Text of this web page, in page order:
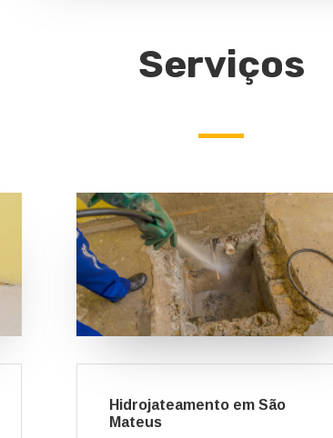
Serviços
Hidrojateamento em São
Mateus